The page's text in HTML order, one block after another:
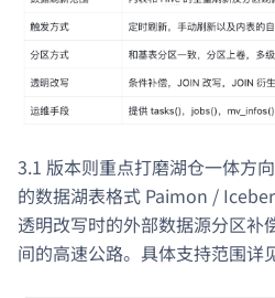
3.1 版本则重点打磨湖仓一体方
的数据湖表格式 Paimon /
透明改写时的外部数据源分区补
间的高速公路。具体支持范围详